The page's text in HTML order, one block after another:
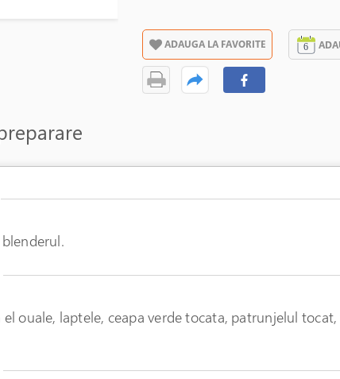
ADAUGA LA FAVORITE
el ouale, laptele, ceapa verde tocata, patrunjelul tocat,